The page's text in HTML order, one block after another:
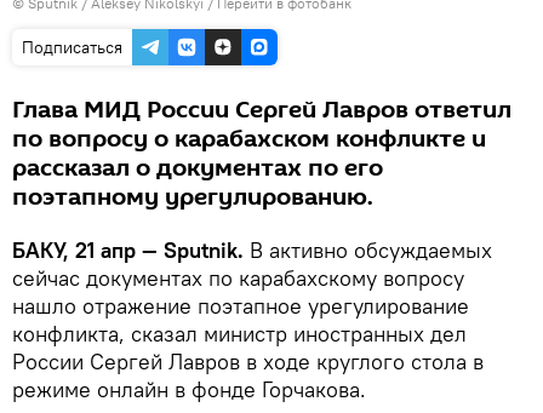
Подписаться
Глава МИД России Сергей Лавров ответил
по вопросу о карабахском конфликте и
рассказал о документах по его
поэтапному урегулированию.
БАКУ, 21 апр — Sputnik. В активно обсуждаемых
сейчас документах по карабахскому вопросу
нашло отражение поэтапное урегулирование
конфликта, сказал министр иностранных дел
России Сергей Лавров в ходе круглого стола в
режиме онлайн в фонде Горчакова.